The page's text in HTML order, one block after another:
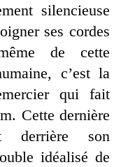
silencieuse
ses cordes
de cette
c’est la
qui fait
Cette dernière
derrière son
idéalisé de